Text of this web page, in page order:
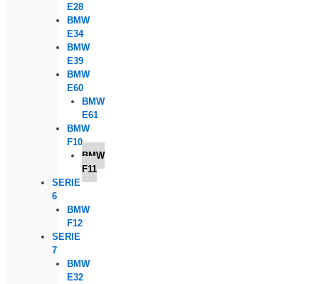
E28
BMW
E34
BMW
E39
BMW
E60
BMW
E61
BMW
F10
BMW
F11
SERIE
6
BMW
F12
SERIE
7
BMW
E32